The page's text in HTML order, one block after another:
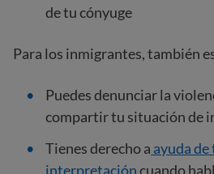
de tu cónyuge
Para los inmigrantes, también
Puedes denunciar la
compartir tu situación de
Tienes derecho a ayuda
interpretacióncuando